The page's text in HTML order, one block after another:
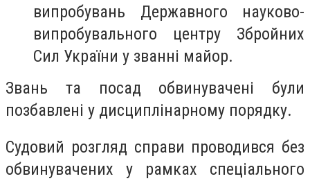
випробувань Державного науково-
випробувального центру Збройних
Сил України у званні майор.
Звань та посад обвинувачені були
позбавлені у дисциплінарному порядку.
Судовий розгляд справи проводився без
обвинувачених у рамках спеціального